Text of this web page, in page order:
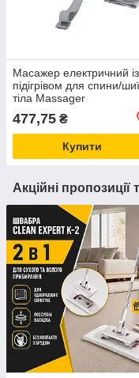
Масажер електричний із
підігрівом для спини/
тіла Massager
477,75 ₴
Купити
Акційні пропозиції